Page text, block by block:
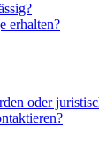
erhalten?
oder